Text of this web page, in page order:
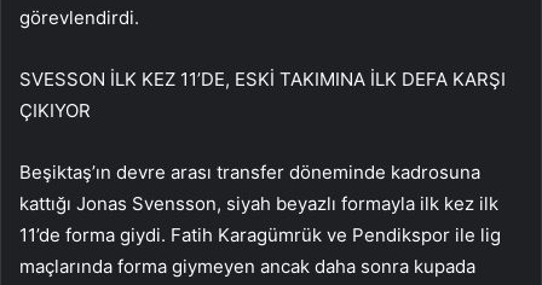
görevlendirdi.
SVESSON İLK KEZ 11’DE, ESKİ TAKIMINA İLK DEFA KARŞI
ÇIKIYOR
Beşiktaş’ın devre arası transfer döneminde kadrosuna
kattığı Jonas Svensson, siyah beyazlı formayla ilk kez ilk
11’de forma giydi. Fatih Karagümrük ve Pendikspor ile lig
maçlarında forma giymeyen ancak daha sonra kupada